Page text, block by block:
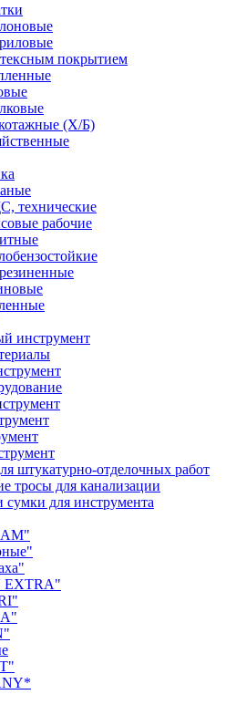
покрытием
(Х/Б)
технические
рабочие
инструмент
штукатурно-отделочных работ
тросы для канализации
для инструмента
EXTRA"